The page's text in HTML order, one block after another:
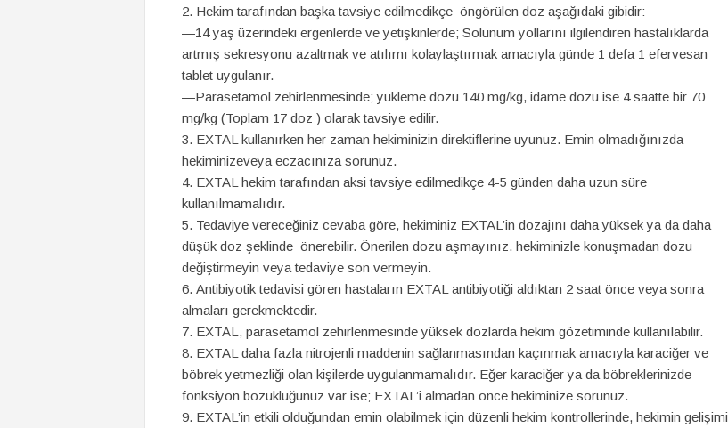
Hekim tarafından başka tavsiye edilmedikçe öngörülen doz aşağıdaki gibidir:
—14 yaş üzerindeki ergenlerde ve yetişkinlerde; Solunum yollarını ilgilendiren hastalıklarda
artmış sekresyonu azaltmak ve atılımı kolaylaştırmak amacıyla günde 1 defa 1 efervesan
tablet uygulanır.
—Parasetamol zehirlenmesinde; yükleme dozu 140 mg/kg, idame dozu ise 4 saatte bir 70
mg/kg (Toplam 17 doz ) olarak tavsiye edilir.
EXTAL kullanırken her zaman hekiminizin direktiflerine uyunuz. Emin olmadığınızda
hekiminizeveya eczacınıza sorunuz.
EXTAL hekim tarafından aksi tavsiye edilmedikçe 4-5 günden daha uzun süre
kullanılmamalıdır.
Tedaviye vereceğiniz cevaba göre, hekiminiz EXTAL’in dozajını daha yüksek ya da daha
düşük doz şeklinde önerebilir. Önerilen dozu aşmayınız. hekiminizle konuşmadan dozu
değiştirmeyin veya tedaviye son vermeyin.
Antibiyotik tedavisi gören hastaların EXTAL antibiyotiği aldıktan 2 saat önce veya sonra
almaları gerekmektedir.
EXTAL, parasetamol zehirlenmesinde yüksek dozlarda hekim gözetiminde kullanılabilir.
EXTAL daha fazla nitrojenli maddenin sağlanmasından kaçınmak amacıyla karaciğer ve
böbrek yetmezliği olan kişilerde uygulanmamalıdır. Eğer karaciğer ya da böbreklerinizde
fonksiyon bozukluğunuz var ise; EXTAL’i almadan önce hekiminize sorunuz.
EXTAL’in etkili olduğundan emin olabilmek için düzenli hekim kontrollerinde, hekimin gelişimi